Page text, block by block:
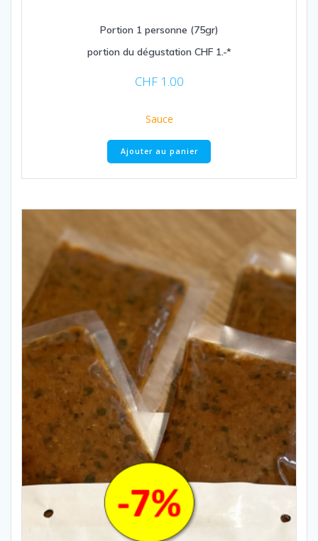
Portion 1 personne (75gr)
portion du dégustation CHF 1.-*
CHF1.00
Sauce
Ajouter au panier